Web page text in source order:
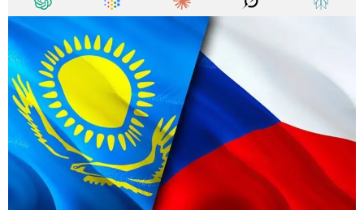
Modrá karta v České republice
Sloučení rodiny v České republice
Imigrace do České republiky podle původu
Imigrace do České republiky prostřednictvím manželství
Doba vyřízení dlouhodobého víza pro občany Kazachstánu
Výhody dlouhodobého pobytu v České republice pro občany
Kazachstánu